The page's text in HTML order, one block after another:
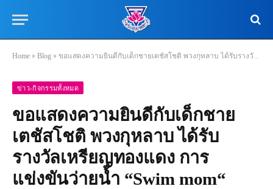
Home » Blog » ขอแสดงความยินดีกับเด็กชายเตชัสโชติ พวงกุหลาบ ได้รับรางวัลเหรียญทองแดง การแข่งขันว่ายน้ำ “Swim mom“
ข่าว-กิจกรรมทั้งหมด
ขอแสดงความยินดีกับเด็กชาย
เตชัสโชติ พวงกุหลาบ ได้รับ
รางวัลเหรียญทองแดง การ
แข่งขันว่ายน้ำ “Swim mom“